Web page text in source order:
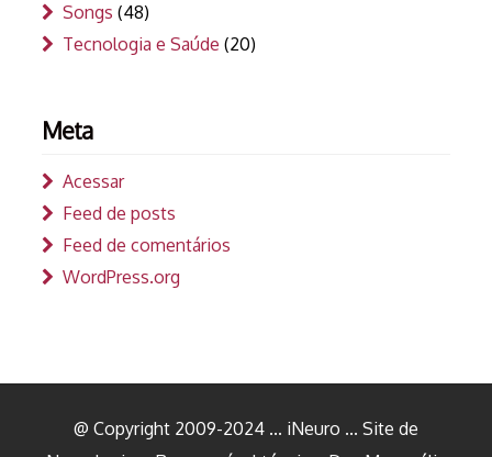
Songs (48)
Tecnologia e Saúde (20)
Meta
Acessar
Feed de posts
Feed de comentários
WordPress.org
@ Copyright 2009-2024 ... iNeuro ... Site de